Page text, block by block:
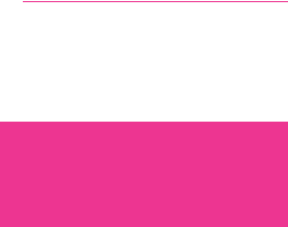
e…